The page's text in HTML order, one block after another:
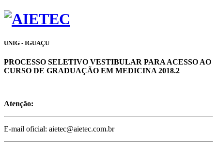
UNIG - IGUAÇU
PROCESSO SELETIVO VESTIBULAR PARA ACESSO AO
CURSO DE GRADUAÇÃO EM MEDICINA 2018.2
Atenção:
E-mail oficial: aietec@aietec.com.br